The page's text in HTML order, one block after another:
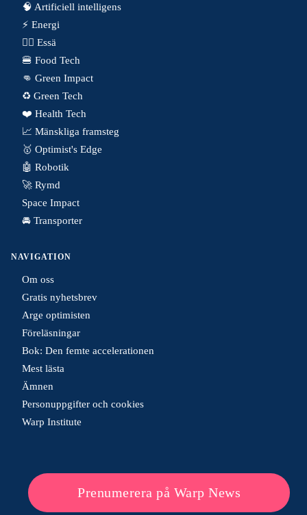
🧠 Artificiell intelligens
⚡️ Energi
✍🏼 Essä
🍔 Food Tech
👊 Green Impact
♻️ Green Tech
❤️ Health Tech
📈 Mänskliga framsteg
🥇 Optimist's Edge
🤖 Robotik
🚀 Rymd
Space Impact
🚘 Transporter
NAVIGATION
Om oss
Gratis nyhetsbrev
Arge optimisten
Föreläsningar
Bok: Den femte accelerationen
Mest lästa
Ämnen
Personuppgifter och cookies
Warp Institute
Prenumerera på Warp News